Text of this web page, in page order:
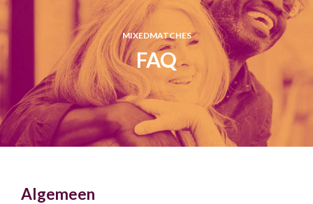
MIXEDMATCHES
FAQ
Algemeen